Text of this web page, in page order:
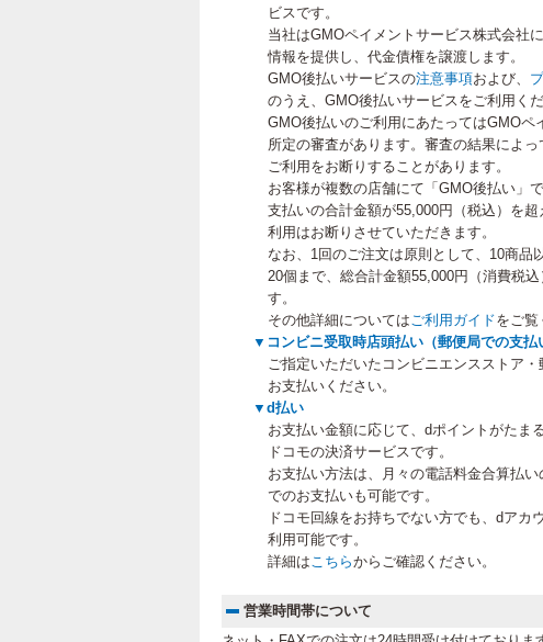
ビスです。
当社はGMOペイメントサービス株式会社
情報を提供し、代金債権を譲渡します。
GMO後払いサービスの注意事項および、
のうえ、GMO後払いサービスをご利用くだ
GMO後払いのご利用にあたってはGMOペ
所定の審査があります。審査の結果によ
ご利用をお断りすることがあります。
お客様が複数の店舗にて「GMO後払い」
支払いの合計金額が55,000円（税込）を
利用はお断りさせていただきます。
なお、1回のご注文は原則として、10商品
20個まで、総合計金額55,000円（消費税
す。
その他詳細についてはご利用ガイドをご覧
▼コンビニ受取時店頭払い（郵便局での支払
ご指定いただいたコンビニエンスストア
お支払いください。
▼d払い
お支払い金額に応じて、dポイントがたま
ドコモの決済サービスです。
お支払い方法は、月々の電話料金合算払
でのお支払いも可能です。
ドコモ回線をお持ちでない方でも、dアカ
利用可能です。
詳細はこちらからご確認ください。
営業時間帯について